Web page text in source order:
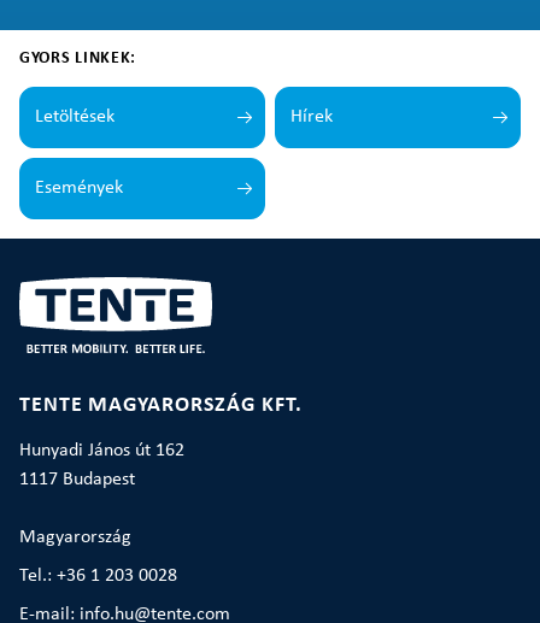
GYORS LINKEK:
Letöltések Hírek
Események
TENTE MAGYARORSZÁG KFT.
Hunyadi János út 162
1117 Budapest
Magyarország
Tel.: +36 1 203 0028
E-mail: info.hu@tente.com